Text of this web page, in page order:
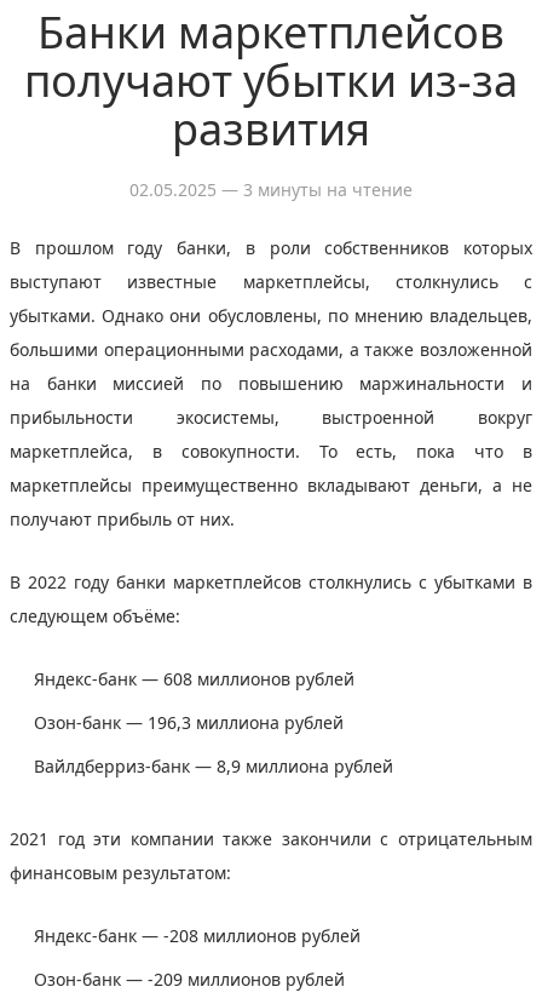
Банки маркетплейсов
получают убытки из-за
развития
02.05.2025 — 3 минуты на чтение
В прошлом году банки, в роли собственников которых
выступают известные маркетплейсы, столкнулись с
убытками. Однако они обусловлены, по мнению владельцев,
большими операционными расходами, а также возложенной
на банки миссией по повышению маржинальности и
прибыльности экосистемы, выстроенной вокруг
маркетплейса, в совокупности. То есть, пока что в
маркетплейсы преимущественно вкладывают деньги, а не
получают прибыль от них.
В 2022 году банки маркетплейсов столкнулись с убытками в
следующем объёме:
Яндекс-банк — 608 миллионов рублей
Озон-банк — 196,3 миллиона рублей
Вайлдберриз-банк — 8,9 миллиона рублей
2021 год эти компании также закончили с отрицательным
финансовым результатом:
Яндекс-банк — -208 миллионов рублей
Озон-банк — -209 миллионов рублей